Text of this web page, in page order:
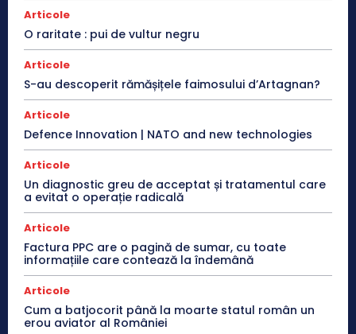
Articole
O raritate : pui de vultur negru
Articole
S-au descoperit rămășițele faimosului d’Artagnan?
Articole
Defence Innovation | NATO and new technologies
Articole
Un diagnostic greu de acceptat și tratamentul care
a evitat o operație radicală
Articole
Factura PPC are o pagină de sumar, cu toate
informațiile care contează la îndemână
Articole
Cum a batjocorit până la moarte statul român un
erou aviator al României